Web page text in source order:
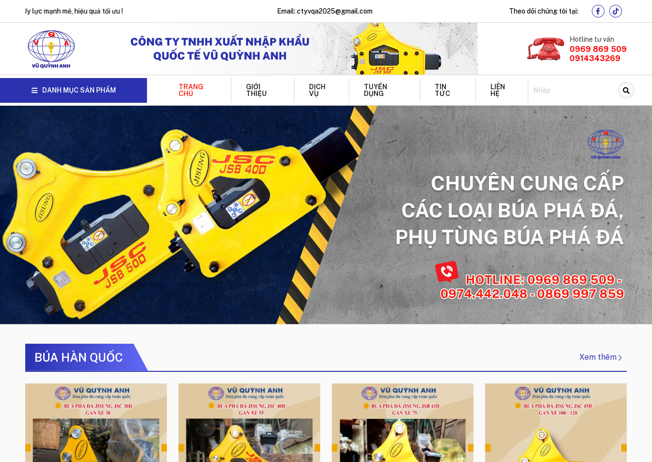
quả tối ưu ! Email: ctyvqa2025@gmail.com Theo dõi chúng tôi tại:
Hotline tư vấn
0969 869 509
0914343269
DANH MỤC SẢN PHẨM
TRANG
CHỦ
GIỚI
THIỆU
DỊCH
VỤ
TUYỂN
DỤNG
TIN
TỨC
LIÊN
HỆ
BÚA HÀN QUỐC Xem thêm